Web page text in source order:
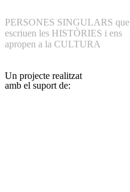
PERSONES SINGULARS que
escriuen les HISTÒRIES i ens
apropen a la CULTURA
Un projecte realitzat
amb el suport de: